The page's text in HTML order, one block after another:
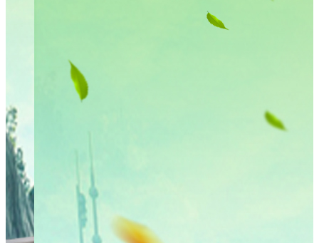
桶装水溶肥系列
大量元素水溶肥料